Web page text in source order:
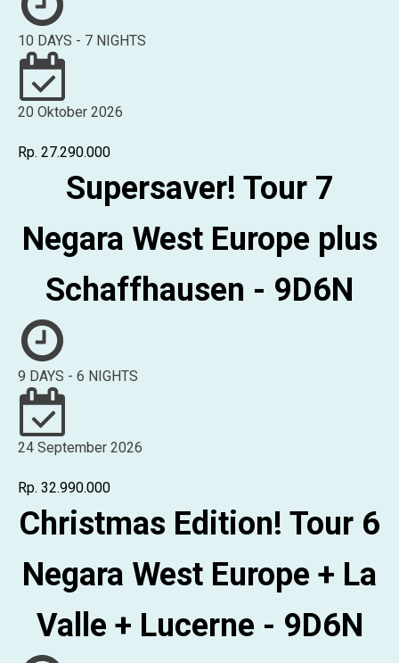
10 DAYS - 7 NIGHTS
20 Oktober 2026
Rp. 27.290.000
Supersaver! Tour 7
Negara West Europe plus
Schaffhausen - 9D6N
9 DAYS - 6 NIGHTS
24 September 2026
Rp. 32.990.000
Christmas Edition! Tour 6
Negara West Europe + La
Valle + Lucerne - 9D6N